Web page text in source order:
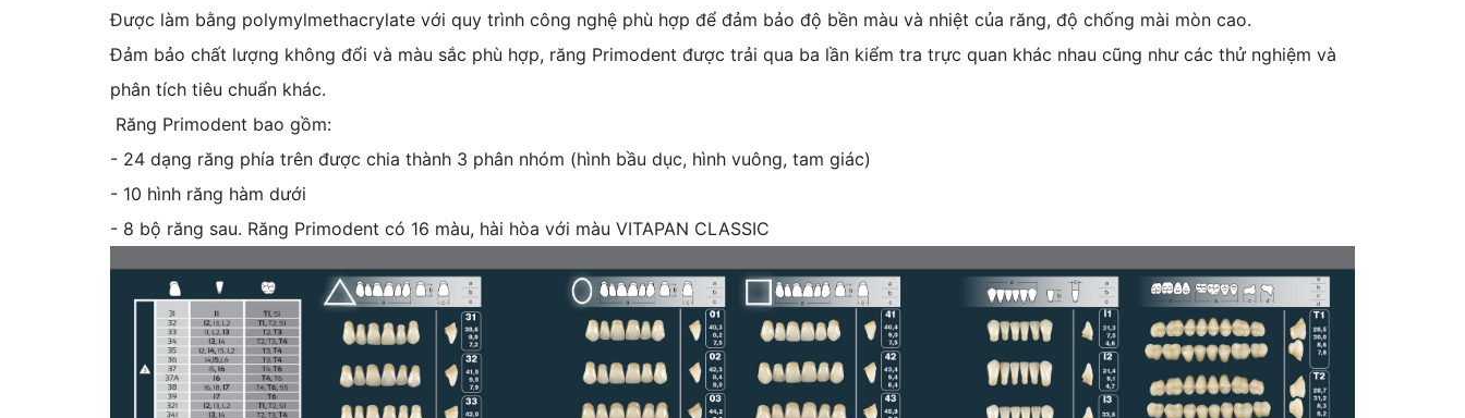
Được làm bằng polymylmethacrylate với quy trình công nghệ phù hợp để đảm bảo độ bền màu và nhiệt của răng, độ chống mài mòn cao.
Đảm bảo chất lượng không đổi và màu sắc phù hợp, răng Primodent được trải qua ba lần kiểm tra trực quan khác nhau cũng như các thử nghiệm và
phân tích tiêu chuẩn khác.
Răng Primodent bao gồm:
- 24 dạng răng phía trên được chia thành 3 phân nhóm (hình bầu dục, hình vuông, tam giác)
- 10 hình răng hàm dưới
- 8 bộ răng sau. Răng Primodent có 16 màu, hài hòa với màu VITAPAN CLASSIC